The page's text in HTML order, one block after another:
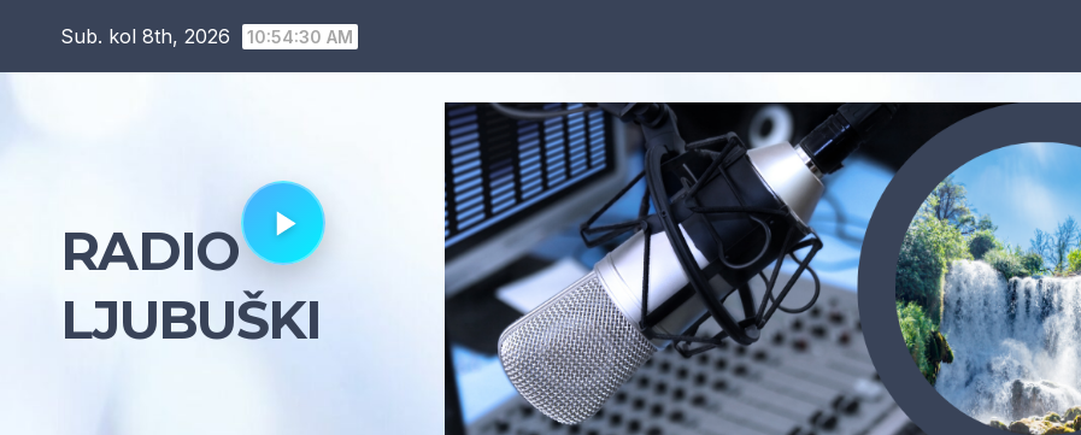
Sub. kol 8th, 2026 10:54:31 AM
RADIO
LJUBUŠKI